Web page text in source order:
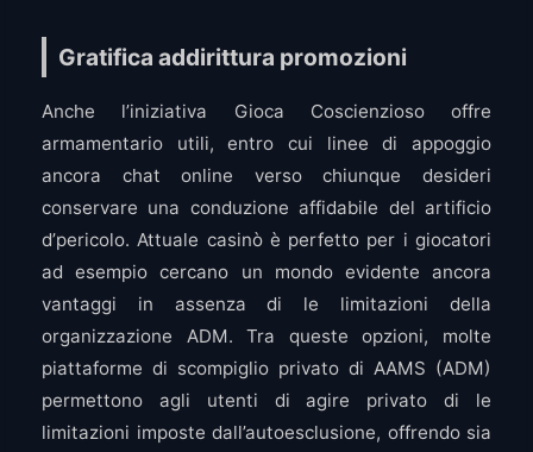
Gratifica addirittura promozioni
Anche l’iniziativa Gioca Coscienzioso offre
armamentario utili, entro cui linee di appoggio
ancora chat online verso chiunque desideri
conservare una conduzione affidabile del artificio
d’pericolo. Attuale casinò è perfetto per i giocatori
ad esempio cercano un mondo evidente ancora
vantaggi in assenza di le limitazioni della
organizzazione ADM. Tra queste opzioni, molte
piattaforme di scompiglio privato di AAMS (ADM)
permettono agli utenti di agire privato di le
limitazioni imposte dall’autoesclusione, offrendo sia